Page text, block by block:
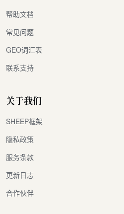
帮助文档
常见问题
GEO词汇表
联系支持
关于我们
SHEEP框架
隐私政策
服务条款
更新日志
合作伙伴